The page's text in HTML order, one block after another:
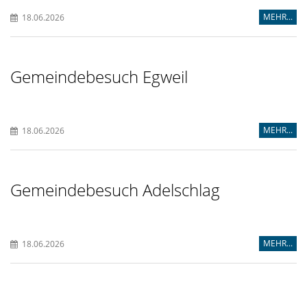
18.06.2026 MEHR...
Gemeindebesuch Egweil
18.06.2026 MEHR...
Gemeindebesuch Adelschlag
18.06.2026 MEHR...